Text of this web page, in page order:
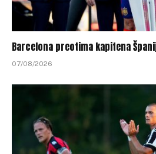
Barcelona preotima kapitena
07/08/2026